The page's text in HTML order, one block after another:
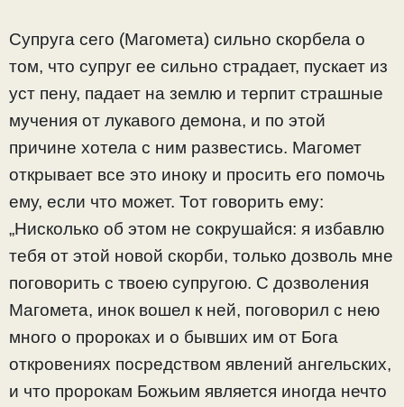
Супруга сего (Магомета) сильно скорбела о
том, что супруг ее сильно страдает, пускает из
уст пену, падает на землю и терпит страшные
мучения от лукавого демона, и по этой
причине хотела с ним развестись. Магомет
открывает все это иноку и просить его помочь
ему, если что может. Тот говорить ему:
„Нисколько об этом не сокрушайся: я избавлю
тебя от этой новой скорби, только дозволь мне
поговорить с твоею супругою. С дозволения
Магомета, инок вошел к ней, поговорил с нею
много о пророках и о бывших им от Бога
откровениях посредством явлений ангельских,
и что пророкам Божьим является иногда нечто